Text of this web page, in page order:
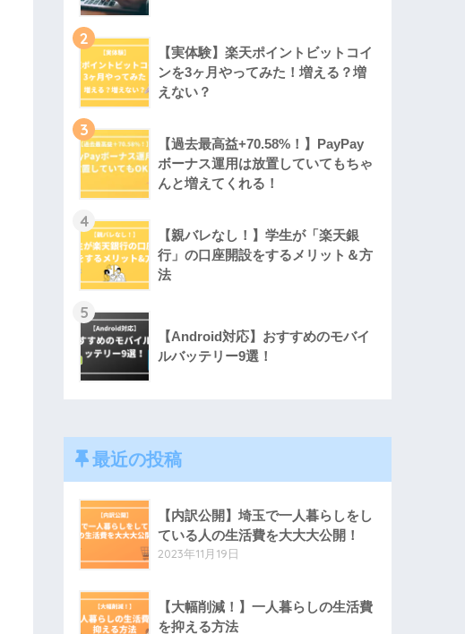
2
【実体験】楽天ポイントビットコイ
ンを3ヶ月やってみた！増える？増
えない？
3
【過去最高益+70.58%！】PayPay
ボーナス運用は放置していてもちゃ
んと増えてくれる！
4
【親バレなし！】学生が「楽天銀
行」の口座開設をするメリット＆方
法
5
【Android対応】おすすめのモバイ
ルバッテリー9選！
最近の投稿
【内訳公開】埼玉で一人暮らしをし
ている人の生活費を大大大公開！
2023年11月19日
【大幅削減！】一人暮らしの生活費
を抑える方法